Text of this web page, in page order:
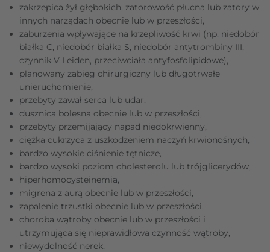
zakrzepica żył głębokich, zatorowość płucna lub zatory w
innych narządach obecnie lub w przeszłości,
zaburzenia wpływające na krzepliwość krwi (np. niedobór
białka C, niedobór białka S, niedobór antytrombiny III,
czynnik V Leiden, przeciwciała antyfosfolipidowe),
planowany zabieg chirurgiczny lub długotrwałe
unieruchomienie,
przebyty zawał serca lub udar,
dusznica bolesna obecnie lub w przeszłości,
przebyty przemijający napad niedokrwienny,
ciężka cukrzyca z uszkodzeniem naczyń krwionośnych,
bardzo wysokie ciśnienie tętnicze,
bardzo wysoki poziom cholesterolu lub trójglicerydów,
hiperhomocysteinemia,
migrena z aurą obecnie lub w przeszłości,
zapalenie trzustki obecnie lub w przeszłości,
choroba wątroby obecnie lub w przeszłości i
utrzymująca się nieprawidłowa czynność wątroby,
niewydolność nerek,